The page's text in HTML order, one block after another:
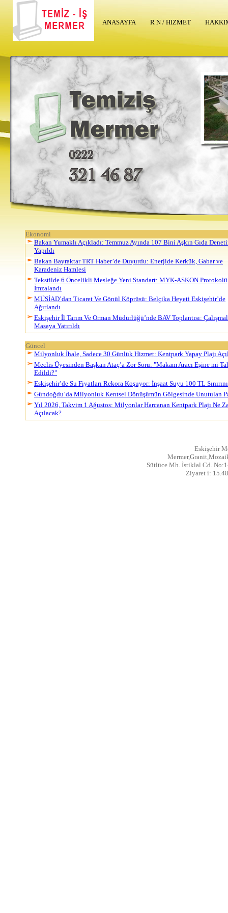
ANASAYFA R N / HIZMET
Ekonomi
Bakan Yumaklı Açıkladı: Temmuz Ayında 107 Bini Aşkın Gıda
Yapıldı
Bakan Bayraktar TRT Haber’de Duyurdu: Enerjide Kerkük, Gabar ve
Karadeniz Hamlesi
Tekstilde 6 Öncelikli Mesleğe Yeni Standart: MYK-ASKON Protokolü
İmzalandı
MÜSİAD’dan Ticaret Ve Gönül Köprüsü: Belçika Heyeti Eskişehir’de
Ağırlandı
Eskişehir İl Tarım Ve Orman Müdürlüğü’nde BAV Toplantısı:
Masaya Yatırıldı
Güncel
Milyonluk İhale, Sadece 30 Günlük Hizmet: Kentpark Yapay Plajı
Meclis Üyesinden Başkan Ataç’a Zor Soru: "Makam Aracı Eşine mi
Edildi?"
Eskişehir’de Su Fiyatları Rekora Koşuyor: İnşaat Suyu 100 TL
Gündoğdu’da Milyonluk Kentsel Dönüşümün Gölgesinde Unutulan
Yıl 2026, Takvim 1 Ağustos: Milyonlar Harcanan Kentpark Plajı Ne
Açılacak?
Eskişehir
Sütlüce Mh. İstiklal Cd.
Ziyaret i: